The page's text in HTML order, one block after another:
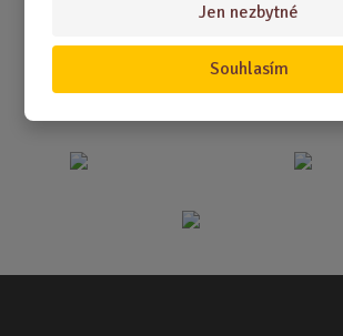
Jen nezbytné
Souhlasím